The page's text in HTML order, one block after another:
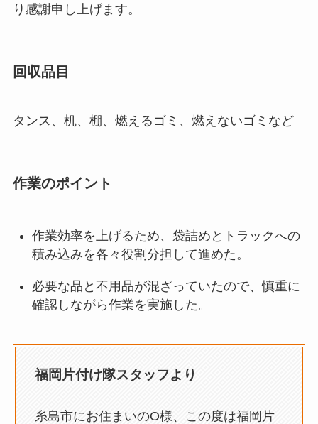
り感謝申し上げます。
回収品目
タンス、机、棚、燃えるゴミ、燃えないゴミなど
作業のポイント
作業効率を上げるため、袋詰めとトラックへの
積み込みを各々役割分担して進めた。
必要な品と不用品が混ざっていたので、慎重に
確認しながら作業を実施した。
福岡片付け隊スタッフより
糸島市にお住まいのO様、この度は福岡片